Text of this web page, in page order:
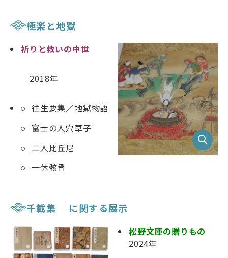
極楽と地獄
祈りと救いの中世
2018年
往生要集／地獄物語
富士の人穴草子
二人比丘尼
一休骸骨
千載集 に関する展示
松野文庫の贈りもの
2024年